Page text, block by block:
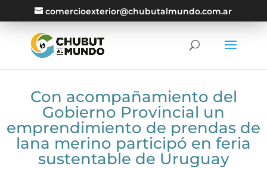
comercioexterior@chubutalmundo.com.ar
Con acompañamiento del
Gobierno Provincial un
emprendimiento de prendas de
lana merino participó en feria
sustentable de Uruguay